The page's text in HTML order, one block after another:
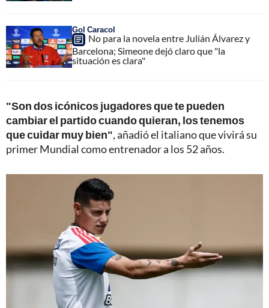
Gol Caracol
No para la novela entre Julián Álvarez y
Barcelona; Simeone dejó claro que "la
situación es clara"
"Son dos icónicos jugadores que te pueden
cambiar el partido cuando quieran, los tenemos
que cuidar muy bien", añadió el italiano que vivirá su
primer Mundial como entrenador a los 52 años.